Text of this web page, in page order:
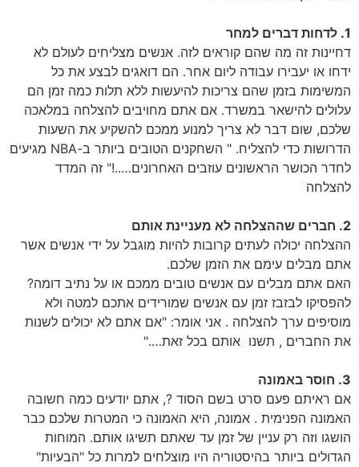
1. לדחות דברים למחר
דחיינות זה מה שהם קוראים לזה. אנשים מצליחים לעולם לא
ידחו או יעבירו עבודה ליום אחר. הם דואגים לבצע את כל
המשימות בזמן שהם צריכות להיעשות ללא תלות כמה זמן הם
עלולים להישאר במשרד. אם אתם מחויבים להצלחה במלאכה
שלכם, שום דבר לא צריך למנוע ממכם להשקיע את השעות
הדרושות כדי להצליח. " השחקנים הטובים ביותר ב-NBA מגיעים
לחדר הכושר הראשונים עוזבים האחרונים…..!" זה המדד
להצלחה
2. חברים שההצלחה לא מעניינת אותם
ההצלחה יכולה לעתים קרובות להיות מוגבל על ידי אנשים אשר
אתם מבלים עימם את הזמן שלכם.
האם אתם מבלים עם אנשים טובים ממכם או על נתיב דומה?
להפסיקו לבזבז זמן עם אנשים שמורידים אתכם למטה ולא
מוסיפים ערך להצלחה . אני אומר: "אם אתם לא יכולים לשנות
את החברים , תשנו אותם בכל זאת…."
3. חוסר באמונה
אם ראיתם פעם סרט בשם הסוד ?, אתם יודעים כמה חשובה
האמונה הפנימית . אמונה, היא האמונה כי המטרות שלכם כבר
הושגו וזה רק עניין של זמן עד שאתם תשיגו אותם. המוחות
הגדולים ביותר בהיסטוריה היו מוצלחים למרות כל "הבעיות"